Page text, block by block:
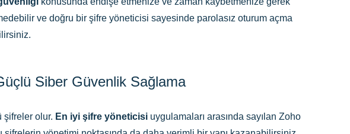
ve doğru bir şifre yöneticisi sayesinde parolasız oturum açma
Siber Güvenlik Sağlama
olur. En iyi şifre yöneticisiuygulamaları arasında sayılan Zoho